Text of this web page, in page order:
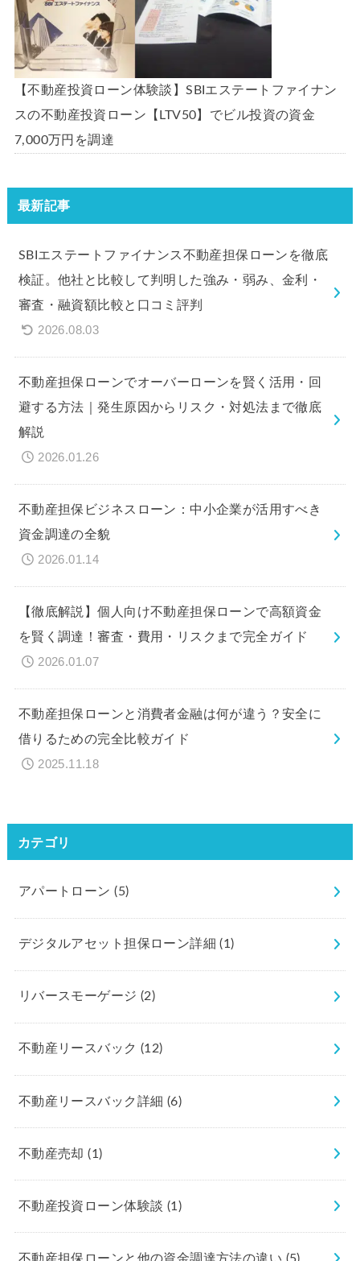
【不動産投資ローン体験談】SBIエステートファイナン
スの不動産投資ローン【LTV50】でビル投資の資金
7,000万円を調達
最新記事
SBIエステートファイナンス不動産担保ローンを徹底
検証。他社と比較して判明した強み・弱み、金利・
審査・融資額比較と口コミ評判
2026.08.03
不動産担保ローンでオーバーローンを賢く活用・回
避する方法｜発生原因からリスク・対処法まで徹底
解説
2026.01.26
不動産担保ビジネスローン：中小企業が活用すべき
資金調達の全貌
2026.01.14
【徹底解説】個人向け不動産担保ローンで高額資金
を賢く調達！審査・費用・リスクまで完全ガイド
2026.01.07
不動産担保ローンと消費者金融は何が違う？安全に
借りるための完全比較ガイド
2025.11.18
カテゴリ
アパートローン(5)
デジタルアセット担保ローン詳細(1)
リバースモーゲージ (2)
不動産リースバック (12)
不動産リースバック詳細 (6)
不動産売却(1)
不動産投資ローン体験談 (1)
不動産担保ローンと他の資金調達方法の違い (5)